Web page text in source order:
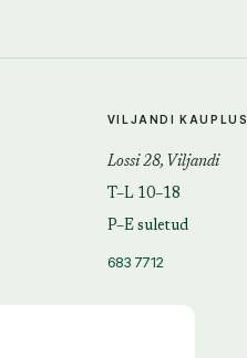
VILJANDI KAUPLUS
Lossi 28, Viljandi
T–L 10–18
P–E suletud
683 7712